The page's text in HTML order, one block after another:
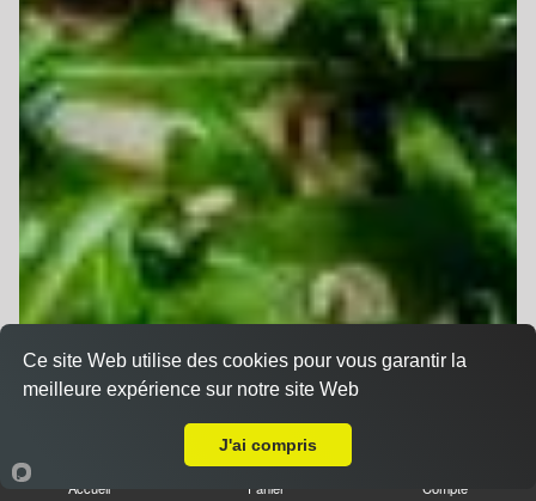
Accueil Panier Compte
Ce site Web utilise des cookies pour vous garantir la
meilleure expérience sur notre site Web
J'ai compris